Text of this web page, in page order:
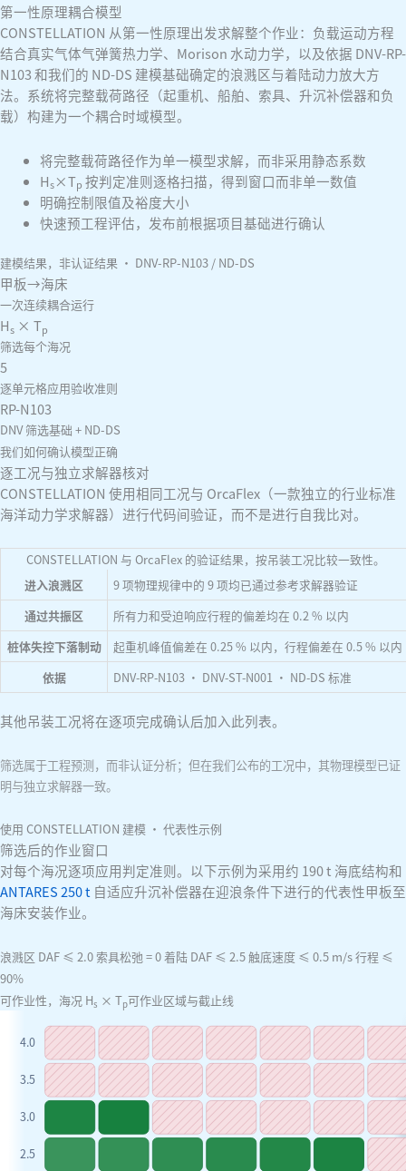
第一性原理耦合模型
CONSTELLATION 从第一性原理出发求解整个作业：负载运动方程
结合真实气体气弹簧热力学、Morison 水动力学，以及依据 DNV-RP-
N103 和我们的 ND-DS 建模基础确定的浪溅区与着陆动力放大方
法。系统将完整载荷路径（起重机、船舶、索具、升沉补偿器和负
载）构建为一个耦合时域模型。
将完整载荷路径作为单一模型求解，而非采用静态系数
Hs×Tp 按判定准则逐格扫描，得到窗口而非单一数值
明确控制限值及裕度大小
快速预工程评估，发布前根据项目基础进行确认
建模结果，非认证结果 · DNV-RP-N103 / ND-DS
甲板→海床
一次连续耦合运行
Hs × Tp
筛选每个海况
5
逐单元格应用验收准则
RP-N103
DNV 筛选基础 + ND-DS
我们如何确认模型正确
逐工况与独立求解器核对
CONSTELLATION 使用相同工况与 OrcaFlex（一款独立的行业标准
海洋动力学求解器）进行代码间验证，而不是进行自我比对。
CONSTELLATION 与 OrcaFlex 的验证结果，按吊装工况比较一致性。
进入浪溅区
9 项物理规律中的 9 项均已通过参考求解器验证
通过共振区
所有力和受迫响应行程的偏差均在 0.2 % 以内
桩体失控下落制动
起重机峰值偏差在 0.25 % 以内，行程偏差在 0.5 % 以内
依据
DNV-RP-N103 · DNV-ST-N001 · ND-DS 标准
其他吊装工况将在逐项完成确认后加入此列表。
筛选属于工程预测，而非认证分析；但在我们公布的工况中，其物理模型已证
明与独立求解器一致。
使用 CONSTELLATION 建模 · 代表性示例
筛选后的作业窗口
对每个海况逐项应用判定准则。以下示例为采用约 190 t 海底结构和
ANTARES 250 t 自适应升沉补偿器在迎浪条件下进行的代表性甲板至
海床安装作业。
浪溅区 DAF ≤ 2.0 索具松弛 = 0着陆 DAF ≤ 2.5触底速度 ≤ 0.5 m/s行程 ≤
90%
可作业性，海况 Hs × Tp可作业区域与截止线
4.0
3.5
3.0
2.5